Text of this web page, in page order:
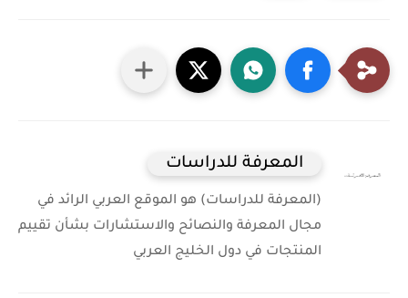
المعرفة للدراسات
(المعرفة للدراسات) هو الموقع العربي الرائد في
مجال المعرفة والنصائح والاستشارات بشأن تقييم
المنتجات في دول الخليج العربي